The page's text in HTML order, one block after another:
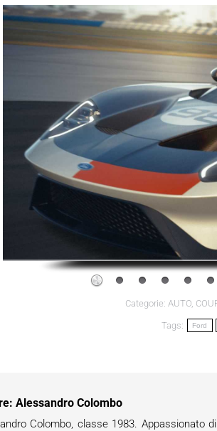
Categorie: AUTO,
Tags: Ford
Alessandro Colombo
Colombo, classe 1983. Appassionato